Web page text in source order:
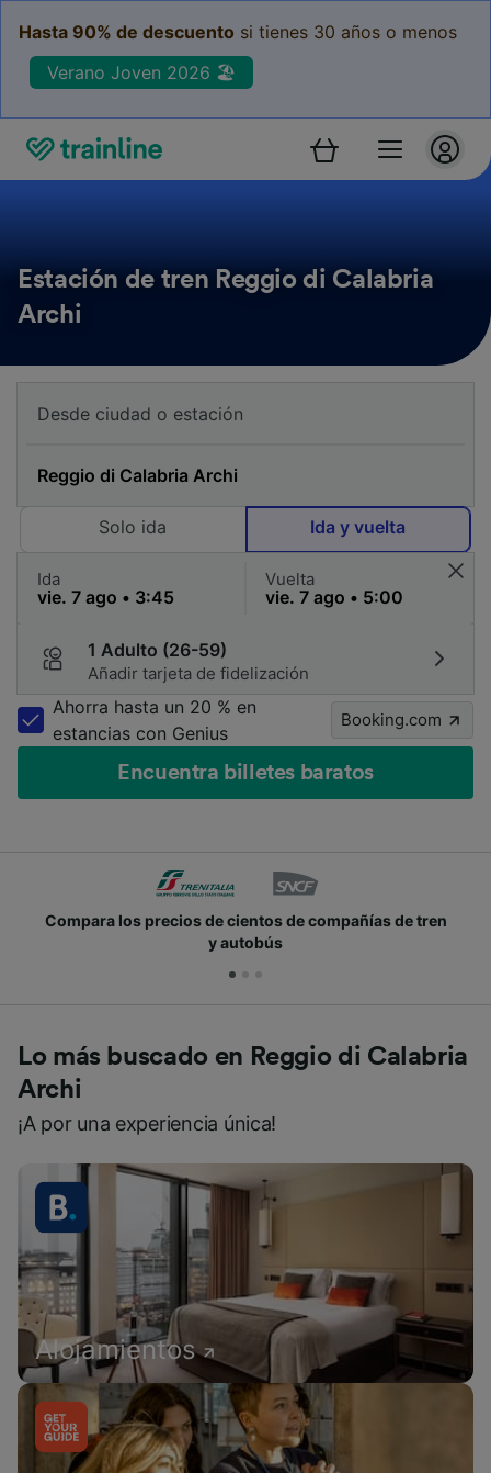
Hasta 90% de descuento si tienes 30 años o menos
Verano Joven 2026 🏖️
Estación de tren Reggio di Calabria
Archi
Solo ida Ida y vuelta
Ida Vuelta
1 Adulto (26-59)
Añadir tarjeta de fidelización
Ahorra hasta un 20 % en
estancias con Genius
Booking.com
Encuentra billetes baratos
tren
Únete a los millones de personas que usan
Lo más buscado en Reggio di Calabria
Archi
¡A por una experiencia única!
Alojamientos